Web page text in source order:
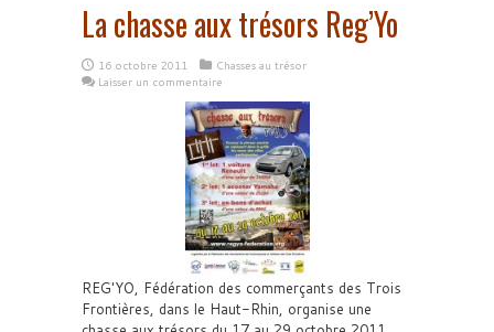
La chasse aux trésors Reg’Yo
16 octobre 2011
Chasses au trésor
Laisser un commentaire
REG'YO, Fédération des commerçants des Trois
Frontières, dans le Haut-Rhin, organise une